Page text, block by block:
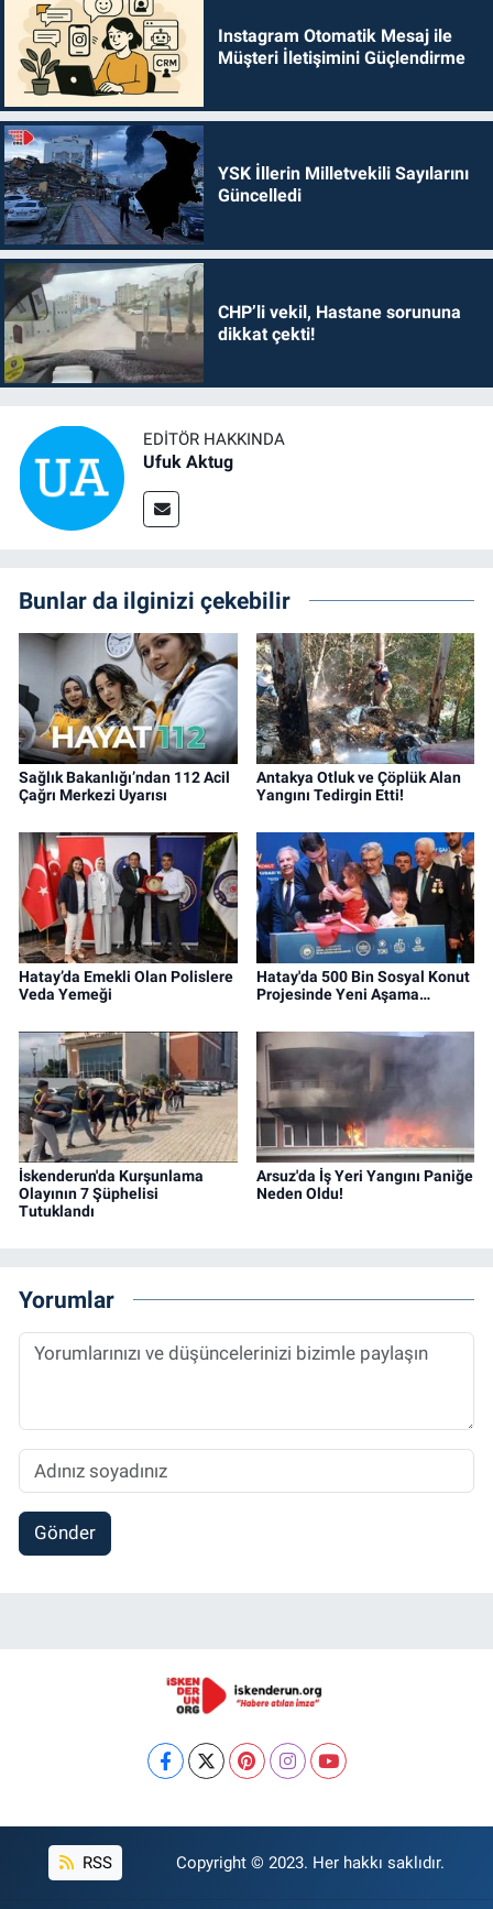
Instagram Otomatik Mesaj ile
Müşteri İletişimini Güçlendirme
YSK İllerin Milletvekili Sayılarını
Güncelledi
CHP’li vekil, Hastane sorununa
dikkat çekti!
EDITÖR HAKKINDA
Ufuk Aktug
Bunlar da ilginizi çekebilir
Sağlık Bakanlığı’ndan 112 Acil
Çağrı Merkezi Uyarısı
Antakya Otluk ve Çöplük Alan
Yangını Tedirgin Etti!
Hatay’da Emekli Olan Polislere
Veda Yemeği
Hatay'da 500 Bin Sosyal Konut
Projesinde Yeni Aşama…
İskenderun'da Kurşunlama
Olayının 7 Şüphelisi
Tutuklandı
Arsuz'da İş Yeri Yangını Paniğe
Neden Oldu!
Yorumlar
Gönder
RSS Copyright © 2023. Her hakkı saklıdır.